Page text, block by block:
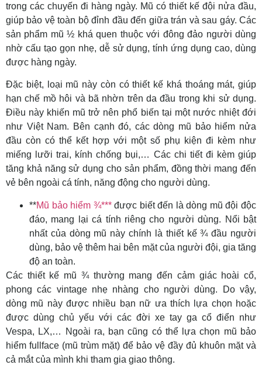
trong các chuyến đi hàng ngày. Mũ có thiết kế đội nửa đầu,
giúp bảo vệ toàn bộ đỉnh đầu đến giữa trán và sau gáy. Các
sản phẩm mũ ½ khá quen thuộc với đông đảo người dùng
nhờ cấu tạo gọn nhẹ, dễ sử dụng, tính ứng dụng cao, dùng
được hàng ngày.
Đặc biệt, loại mũ này còn có thiết kế khá thoáng mát, giúp
hạn chế mồ hôi và bã nhờn trên da đầu trong khi sử dụng.
Điều này khiến mũ trở nên phổ biến tại một nước nhiệt đới
như Việt Nam. Bên cạnh đó, các dòng mũ bảo hiểm nửa
đầu còn có thể kết hợp với một số phụ kiện đi kèm như
miếng lưỡi trai, kính chống bụi,… Các chi tiết đi kèm giúp
tăng khả năng sử dụng cho sản phẩm, đồng thời mang đến
vẻ bên ngoài cá tính, năng động cho người dùng.
**Mũ bảo hiểm ¾***được biết đến là dòng mũ đội độc
đáo, mang lại cá tính riêng cho người dùng. Nổi bật
nhất của dòng mũ này chính là thiết kế ¾ đầu người
dùng, bảo vệ thêm hai bên mặt của người đội, gia tăng
độ an toàn.
Các thiết kế mũ ¾ thường mang đến cảm giác hoài cổ,
phong các vintage nhẹ nhàng cho người dùng. Do vậy,
dòng mũ này được nhiều bạn nữ ưa thích lựa chọn hoặc
được dùng chủ yếu với các đời xe tay ga cổ điển như
Vespa, LX,… Ngoài ra, bạn cũng có thể lựa chọn mũ bảo
hiểm fullface (mũ trùm mặt) để bảo vệ đầy đủ khuôn mặt và
cả mắt của mình khi tham gia giao thông.